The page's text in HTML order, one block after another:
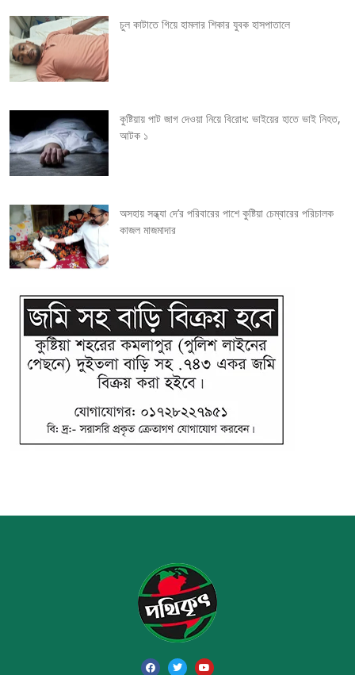
a
t
i
o
n
চুল কাটাতে গিয়ে হামলার শিকার যুবক হাসপাতালে
কুষ্টিয়ায় পাট জাগ দেওয়া নিয়ে বিরোধ: ভাইয়ের হাতে ভাই নিহত,
আটক ১
অসহায় সন্ধ্যা দে’র পরিবারের পাশে কুষ্টিয়া চেম্বারের পরিচালক
কাজল মাজমাদার